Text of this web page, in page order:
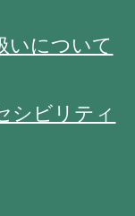
いについて
シビリティ